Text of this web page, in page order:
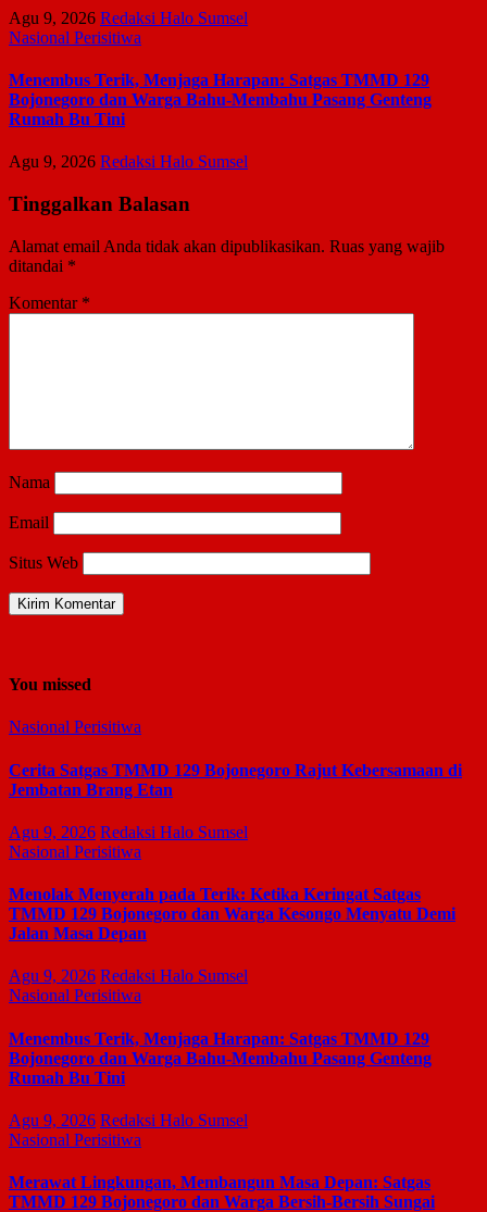
Agu 9, 2026 Redaksi Halo Sumsel
Nasional Perisitiwa
Menembus Terik, Menjaga Harapan: Satgas TMMD 129
Bojonegoro dan Warga Bahu-Membahu Pasang Genteng
Rumah Bu Tini
Agu 9, 2026 Redaksi Halo Sumsel
Tinggalkan Balasan
Alamat email Anda tidak akan dipublikasikan. Ruas yang wajib
ditandai *
Komentar *
Nama
Email
Situs Web
You missed
Nasional Perisitiwa
Cerita Satgas TMMD 129 Bojonegoro Rajut Kebersamaan di
Jembatan Brang Etan
Agu 9, 2026 Redaksi Halo Sumsel
Nasional Perisitiwa
Menolak Menyerah pada Terik: Ketika Keringat Satgas
TMMD 129 Bojonegoro dan Warga Kesongo Menyatu Demi
Jalan Masa Depan
Agu 9, 2026 Redaksi Halo Sumsel
Nasional Perisitiwa
Menembus Terik, Menjaga Harapan: Satgas TMMD 129
Bojonegoro dan Warga Bahu-Membahu Pasang Genteng
Rumah Bu Tini
Agu 9, 2026 Redaksi Halo Sumsel
Nasional Perisitiwa
Merawat Lingkungan, Membangun Masa Depan: Satgas
TMMD 129 Bojonegoro dan Warga Bersih-Bersih Sungai